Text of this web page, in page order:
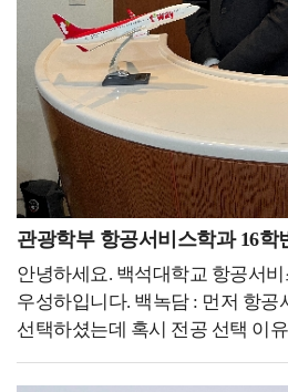
있게 된 거 같습니다.그래서 저는
돌아간다면 무엇을 하더라도 정
생활을 하고 싶습니다.지금은 평
나중에는 그리운 추억이 되고 아
있으니까 지금 주어진 상황에서
좋겠습니다.그래서 후배들도 대
즐겼으면 좋겠습니다. 축제 기간
즐겨도 보고, 시험 기간에는 열정
다시 오지 않을 대학 생활을 지냈
자만이 기회를 잡는다' 정말 무수
이야기였습니다. 진부하고 너무나
말이 지금은 제 좌우명이 되었습
어디서 어떻게 나에게 올지 모릅
본다면, 환자의 신체뿐만 아니라
물리치료사 라고 할 수 있을 것
전 차트를 자세히 살펴보고, 환자
파악하면서도 질문을 통해 이야
수 있는 환경을 제공합니다. 이와
의사소통은 단방향적인 정보 전
소통으로 이루어져야 합니다. 표
비언어적 신호를 통해 환자의 감
파악하고 응답하는 것은 환자와의
데 도움이 되며, 불편한 점이나 어
적극적으로 대응할 수 있습니다.
치료를 제공하는 것은 물론이고,
관광학부 항공서비스학과 16학
안녕하세요. 백석대학교 항공서
우성하입니다. 백녹담 : 먼저 항공
선택하셨는데 혹시 전공 선택 이
우성하 동문 : 사실 어려서부터 되
같이 어울리는 걸 좋아했습니다.